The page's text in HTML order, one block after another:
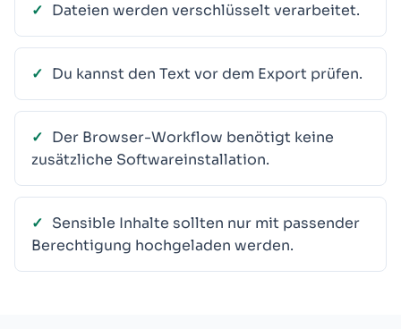
Dateien werden verschlüsselt verarbeitet.
Du kannst den Text vor dem Export prüfen.
Der Browser-Workflow benötigt keine
zusätzliche Softwareinstallation.
Sensible Inhalte sollten nur mit passender
Berechtigung hochgeladen werden.